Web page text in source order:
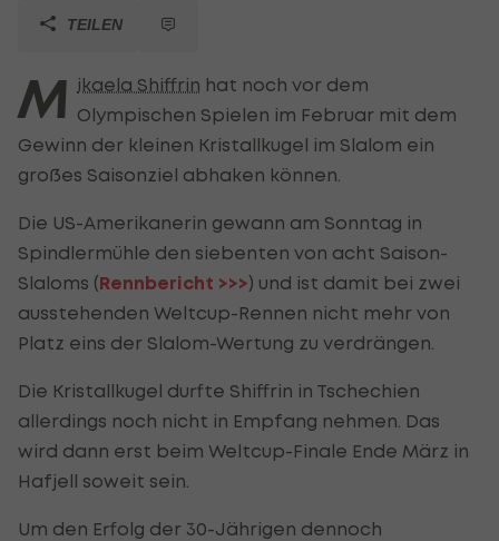
TEILEN
M ikaela Shiffrin hat noch vor dem
Olympischen Spielen im Februar mit dem
Gewinn der kleinen Kristallkugel im Slalom ein
großes Saisonziel abhaken können.
Die US-Amerikanerin gewann am Sonntag in
Spindlermühle den siebenten von acht Saison-
Slaloms (Rennbericht >>>) und ist damit bei zwei
ausstehenden Weltcup-Rennen nicht mehr von
Platz eins der Slalom-Wertung zu verdrängen.
Die Kristallkugel durfte Shiffrin in Tschechien
allerdings noch nicht in Empfang nehmen. Das
wird dann erst beim Weltcup-Finale Ende März in
Hafjell soweit sein.
Um den Erfolg der 30-Jährigen dennoch